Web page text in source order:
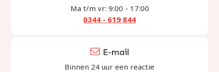
Ma t/m vr: 9:00 - 17:00
0344 - 619 844
E-mail
Binnen 24 uur een reactie